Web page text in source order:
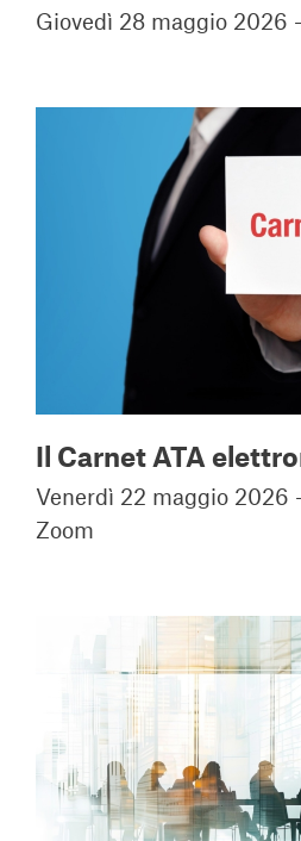
Giovedì 28 maggio 2026
Il Carnet ATA
Venerdì 22 maggio 2026
Zoom